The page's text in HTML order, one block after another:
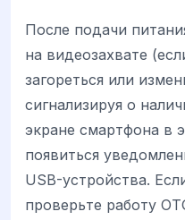
После подачи
на видеозахвате
загореться или
сигнализируя о
экране смартфона в
появиться
USB-устройства.
проверьте работу